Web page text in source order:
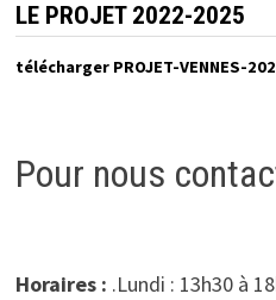
LE PROJET 2022-2025
télécharger PROJET-VENNES-
Pour nous
Horaires : .Lundi : 13h30